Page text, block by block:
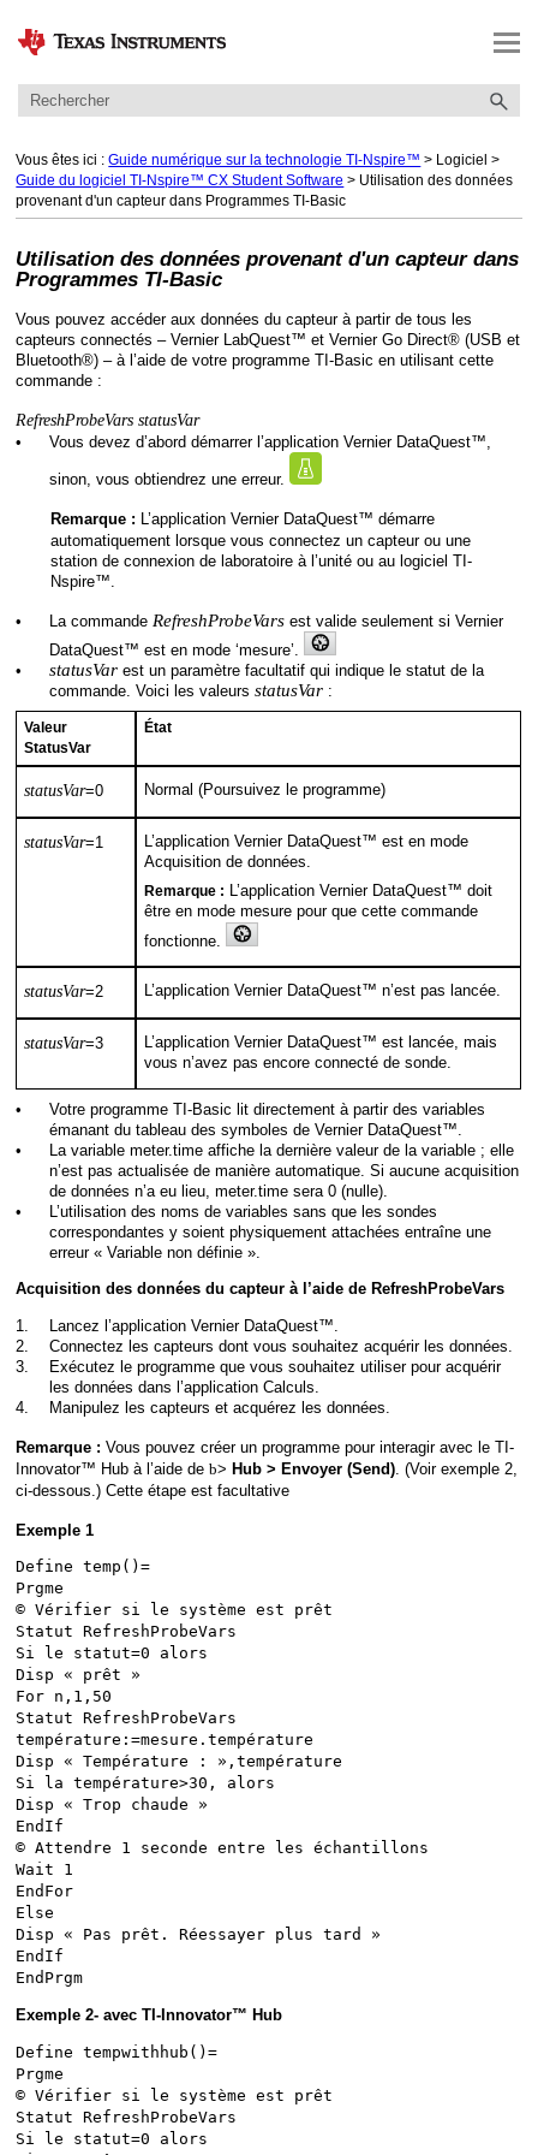
Passer au contenu principal
Vous êtes ici : Guide numérique sur la technologie TI-Nspire™ > Logiciel >
Guide du logiciel TI-Nspire™ CX Student Software > Utilisation des données
provenant d'un capteur dans Programmes TI-Basic
Utilisation des données provenant d'un capteur dans
Programmes TI-Basic
Vous pouvez accéder aux données du capteur à partir de tous les
capteurs connectés – Vernier LabQuest™ et Vernier Go Direct® (USB et
Bluetooth®) – à l’aide de votre programme TI-Basic en utilisant cette
commande :
RefreshProbeVars statusVar
•
Vous devez d’abord démarrer l’application Vernier DataQuest™,
sinon, vous obtiendrez une erreur.
Remarque : L’application Vernier DataQuest™ démarre
automatiquement lorsque vous connectez un capteur ou une
station de connexion de laboratoire à l’unité ou au logiciel TI-
Nspire™.
• La commandeRefreshProbeVars est valide seulement si Vernier
DataQuest™ est en mode ‘mesure’.
•
statusVar est un paramètre facultatif qui indique le statut de la
commande. Voici les valeursstatusVar :
Valeur
StatusVar
État
statusVar=0 Normal (Poursuivez le programme)
statusVar=1
L’application Vernier DataQuest™ est en mode
Acquisition de données.
Remarque : L’application Vernier DataQuest™ doit
être en mode mesure pour que cette commande
fonctionne.
statusVar=2 L’application Vernier DataQuest™ n’est pas lancée.
statusVar=3
L’application Vernier DataQuest™ est lancée, mais
vous n’avez pas encore connecté de sonde.
•
Votre programme TI-Basic lit directement à partir des variables
émanant du tableau des symboles de Vernier DataQuest™.
•
La variable meter.time affiche la dernière valeur de la variable ; elle
n’est pas actualisée de manière automatique. Si aucune acquisition
de données n’a eu lieu, meter.time sera 0 (nulle).
•
L’utilisation des noms de variables sans que les sondes
correspondantes y soient physiquement attachées entraîne une
erreur « Variable non définie ».
Acquisition des données du capteur à l’aide de RefreshProbeVars
1.
Lancez l’application Vernier DataQuest™.
2.
Connectez les capteurs dont vous souhaitez acquérir les données.
3.
Exécutez le programme que vous souhaitez utiliser pour acquérir
les données dans l’application Calculs.
4.
Manipulez les capteurs et acquérez les données.
Remarque : Vous pouvez créer un programme pour interagir avec le TI-
Innovator™ Hub à l’aide deb>Hub > Envoyer (Send​) . (Voir exemple 2,
ci-dessous.) Cette étape est facultative
Exemple 1
Define temp()=
Prgme
© Vérifier si le système est prêt
Statut RefreshProbeVars
Si le statut=0 alors
Disp « prêt »
For n,1,50
Statut RefreshProbeVars
température:=mesure.température
Disp « Température : »,température
Si la température>30, alors
Disp « Trop chaude »
EndIf
© Attendre 1 seconde entre les échantillons
Wait 1
EndFor
Else
Disp « Pas prêt. Réessayer plus tard »
EndIf
EndPrgm
Exemple 2- avec TI-Innovator™ Hub
Define tempwithhub()=
Prgme
© Vérifier si le système est prêt
Statut RefreshProbeVars
Si le statut=0 alors